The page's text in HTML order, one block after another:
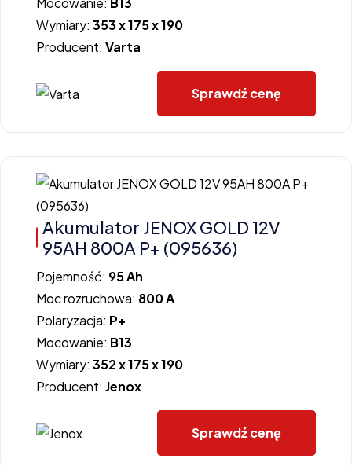
Wymiary: 353 x 175 x 190
Producent: Varta
Sprawdź cenę
Akumulator JENOX GOLD 12V
95AH 800A P+ (095636)
Pojemność: 95 Ah
Moc rozruchowa: 800 A
Polaryzacja: P+
Mocowanie: B13
Wymiary: 352 x 175 x 190
Producent: Jenox
Sprawdź cenę